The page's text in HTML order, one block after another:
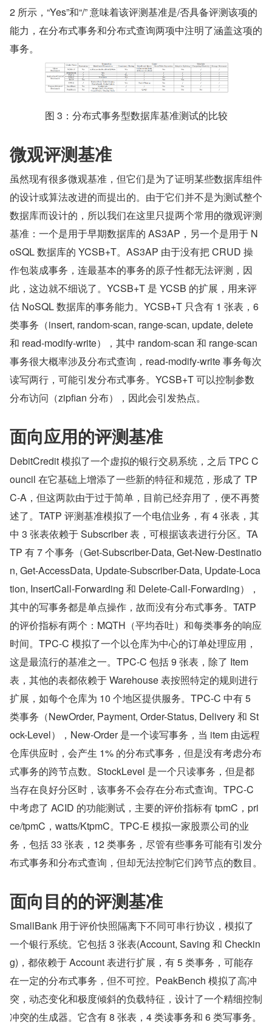
2 所示，“Yes”和“/” 意味着该评测基准是/否具备评测该项的
能力，在分布式事务和分布式查询两项中注明了涵盖这项的
事务。
图 3：分布式事务型数据库基准测试的比较
微观评测基准
虽然现有很多微观基准，但它们是为了证明某些数据库组件
的设计或算法改进的而提出的。由于它们并不是为测试整个
数据库而设计的，所以我们在这里只提两个常用的微观评测
基准：一个是用于早期数据库的 AS3AP，另一个是用于 N
oSQL 数据库的 YCSB+T。AS3AP 由于没有把 CRUD 操
作包装成事务，连最基本的事务的原子性都无法评测，因
此，这边就不细说了。YCSB+T 是 YCSB 的扩展，用来评
估 NoSQL 数据库的事务能力。YCSB+T 只含有 1 张表，6
类事务（insert, random-scan, range-scan, update, delete
和 read-modify-write），其中 random-scan 和 range-scan
事务很大概率涉及分布式查询，read-modify-write 事务每次
读写两行，可能引发分布式事务。YCSB+T 可以控制参数
分布访问（zipfian 分布），因此会引发热点。
面向应用的评测基准
DebitCredit 模拟了一个虚拟的银行交易系统，之后 TPC C
ouncil 在它基础上增添了一些新的特征和规范，形成了 TP
C-A，但这两款由于过于简单，目前已经弃用了，便不再赘
述了。TATP 评测基准模拟了一个电信业务，有 4 张表，其
中 3 张表依赖于 Subscriber 表，可根据该表进行分区。TA
TP 有 7 个事务（Get-Subscriber-Data, Get-New-Destinatio
n, Get-AccessData, Update-Subscriber-Data, Update-Loca
tion, InsertCall-Forwarding 和 Delete-Call-Forwarding），
其中的写事务都是单点操作，故而没有分布式事务。TATP
的评价指标有两个：MQTH（平均吞吐）和每类事务的响应
时间。TPC-C 模拟了一个以仓库为中心的订单处理应用，
这是最流行的基准之一。TPC-C 包括 9 张表，除了 Item
表，其他的表都依赖于 Warehouse 表按照特定的规则进行
扩展，如每个仓库为 10 个地区提供服务。TPC-C 中有 5
类事务（NewOrder, Payment, Order-Status, Delivery 和 St
ock-Level），New-Order 是一个读写事务，当 item 由远程
仓库供应时，会产生 1% 的分布式事务，但是没有考虑分布
式事务的跨节点数。StockLevel 是一个只读事务，但是都
当存在良好分区时，该事务不会存在分布式查询。TPC-C
中考虑了 ACID 的功能测试，主要的评价指标有 tpmC，pri
ce/tpmC，watts/KtpmC。TPC-E 模拟一家股票公司的业
务，包括 33 张表，12 类事务，尽管有些事务可能有引发分
布式事务和分布式查询，但却无法控制它们跨节点的数目。
面向目的的评测基准
SmallBank 用于评价快照隔离下不同可串行协议，模拟了
一个银行系统。它包括 3 张表(Account, Saving 和 Checkin
g)，都依赖于 Account 表进行扩展，有 5 类事务，可能存
在一定的分布式事务，但不可控。PeakBench 模拟了高冲
突，动态变化和极度倾斜的负载特征，设计了一个精细控制
冲突的生成器。它含有 8 张表，4 类读事务和 6 类写事务。